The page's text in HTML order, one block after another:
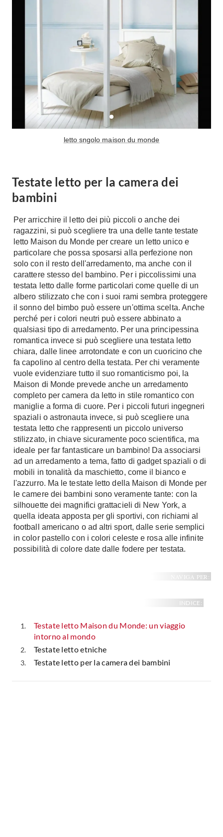
Arredo giardino
Tende da sole
Il fai da te in bagno
Casa fai da te
Bricolage
letto sngolo maison du monde
Testate letto per la camera dei
bambini
Per arricchire il letto dei più piccoli o anche dei
ragazzini, si può scegliere tra una delle tante testate
letto Maison du Monde per creare un letto unico e
particolare che possa sposarsi alla perfezione non
solo con il resto dell'arredamento, ma anche con il
carattere stesso del bambino. Per i piccolissimi una
testata letto dalle forme particolari come quelle di un
albero stilizzato che con i suoi rami sembra proteggere
il sonno del bimbo può essere un'ottima scelta. Anche
perché per i colori neutri può essere abbinato a
qualsiasi tipo di arredamento. Per una principessina
romantica invece si può scegliere una testata letto
chiara, dalle linee arrotondate e con un cuoricino che
fa capolino al centro della testata. Per chi veramente
vuole evidenziare tutto il suo romanticismo poi, la
Maison di Monde prevede anche un arredamento
completo per camera da letto in stile romantico con
maniglie a forma di cuore. Per i piccoli futuri ingegneri
spaziali o astronauta invece, si può scegliere una
testata letto che rappresenti un piccolo universo
stilizzato, in chiave sicuramente poco scientifica, ma
ideale per far fantasticare un bambino! Da associarsi
ad un arredamento a tema, fatto di gadget spaziali o di
mobili in tonalità da maschietto, come il bianco e
l'azzurro. Ma le testate letto della Maison di Monde per
le camere dei bambini sono veramente tante: con la
silhouette dei magnifici grattacieli di New York, a
quella ideata apposta per gli sportivi, con richiami al
football americano o ad altri sport, dalle serie semplici
in color pastello con i colori celeste e rosa alle infinite
possibilità di colore date dalle fodere per testata.
NAVIGA PER:
INDICE:
Testate letto Maison du Monde: un viaggio
intorno al mondo
Testate letto etniche
Testate letto per la camera dei bambini